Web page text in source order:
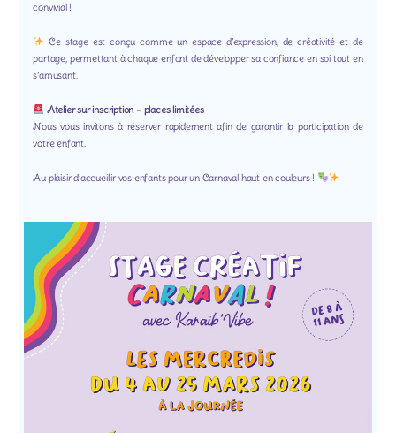
convivial !
Ce stage est conçu comme un espace d’expression, de créativité et de
partage, permettant à chaque enfant de développer sa confiance en soi tout en
s’amusant.
Atelier sur inscription – places limitées
Nous vous invitons à réserver rapidement afin de garantir la participation de
votre enfant.
Au plaisir d’accueillir vos enfants pour un Carnaval haut en couleurs !